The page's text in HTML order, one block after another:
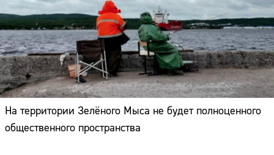
На территории Зелёного Мыса не будет полноценного
общественного пространства